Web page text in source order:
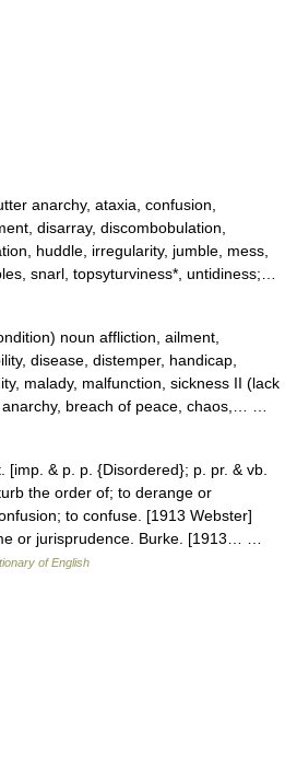
anarchy, ataxia, confusion,
disarray, discombobulation,
huddle, irregularity, jumble, mess,
snarl, topsyturviness*, untidiness;…
noun affliction, ailment,
disease, distemper, handicap,
malady, malfunction, sickness II (lack
breach of peace, chaos,… …
& p. p. {Disordered}; p. pr. & vb.
the order of; to derange or
to confuse. [1913 Webster]
or jurisprudence. Burke. [1913… …
of English